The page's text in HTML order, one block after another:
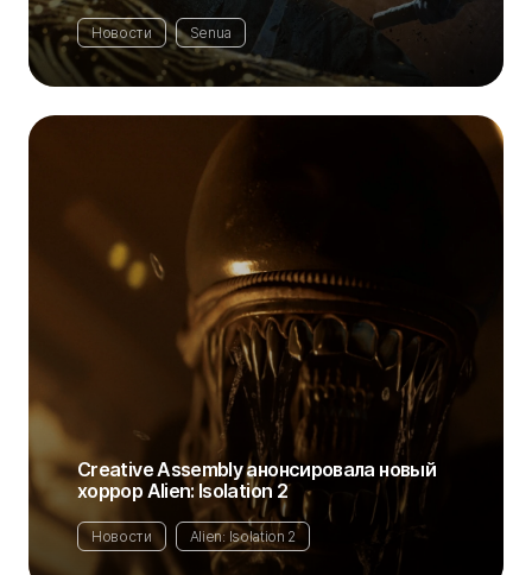
Новости Senua
Creative Assembly анонсировала новый
хоррор Alien: Isolation 2
Новости Alien: Isolation 2